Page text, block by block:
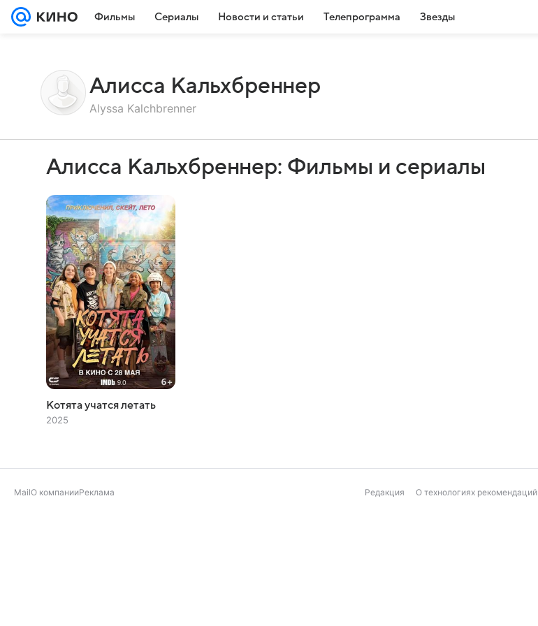
Фильмы Сериалы Новости и статьи Телепрограмма Звезды
Алисса Кальхбреннер
Alyssa Kalchbrenner
Алисса Кальхбреннер: Фильмы и сериалы
Котята учатся летать
2025
MailО компанииРеклама Редакция О технологиях рекомендаций